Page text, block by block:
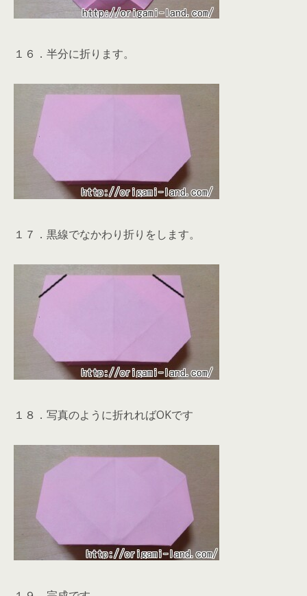
１６．半分に折ります。
１７．黒線でなかわり折りをします。
１８．写真のように折れればOKです